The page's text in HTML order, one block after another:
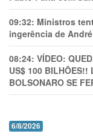
09:32: Ministros
ingerência de
08:24: VÍDEO:
US$ 100 BILHÕES!!
BOLSONARO SE
6/8/2026